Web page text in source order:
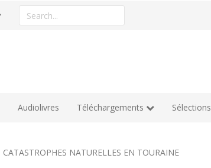
Search
a
Audiolivres Téléchargements Sélections
CATASTROPHES NATURELLES EN TOURAINE